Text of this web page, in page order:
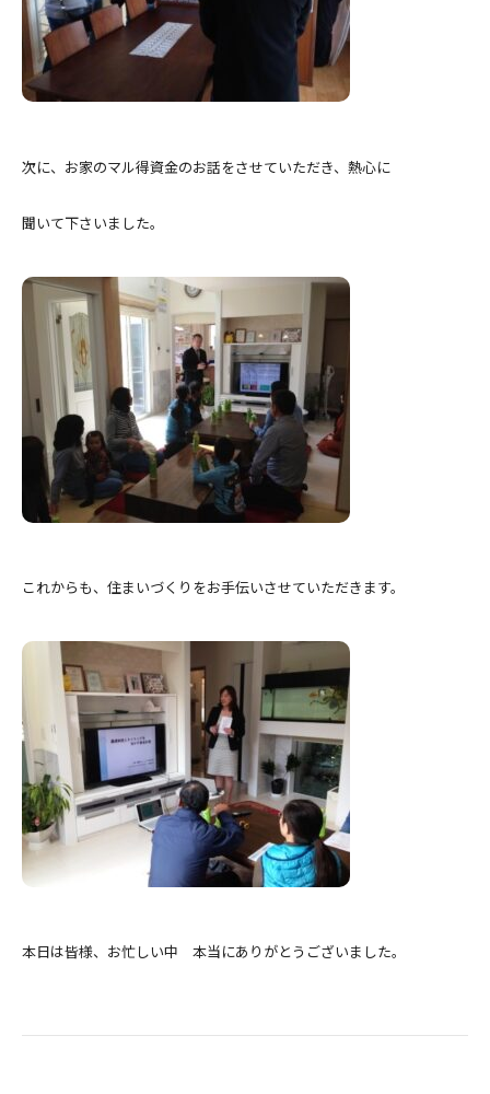
次に、お家のマル得資金のお話をさせていただき、熱心に
聞いて下さいました。
これからも、住まいづくりをお手伝いさせていただきます。
本日は皆様、お忙しい中 本当にありがとうございました。